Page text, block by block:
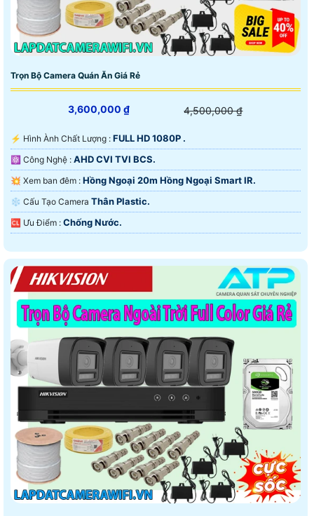
Trọn Bộ Camera Quán Ăn Giá Rẻ
3,600,000 ₫ 4,500,000 ₫
️⚡ Hình Ành Chất Lượng : FULL HD 1080P .
⚛️ Công Nghệ : AHD CVI TVI BCS.
💥 Xem ban đêm : Hồng Ngoại 20m Hồng Ngoại Smart IR.
❄ Cấu Tạo Camera Thân Plastic.
️🆑 Ưu Điểm : Chống Nước.